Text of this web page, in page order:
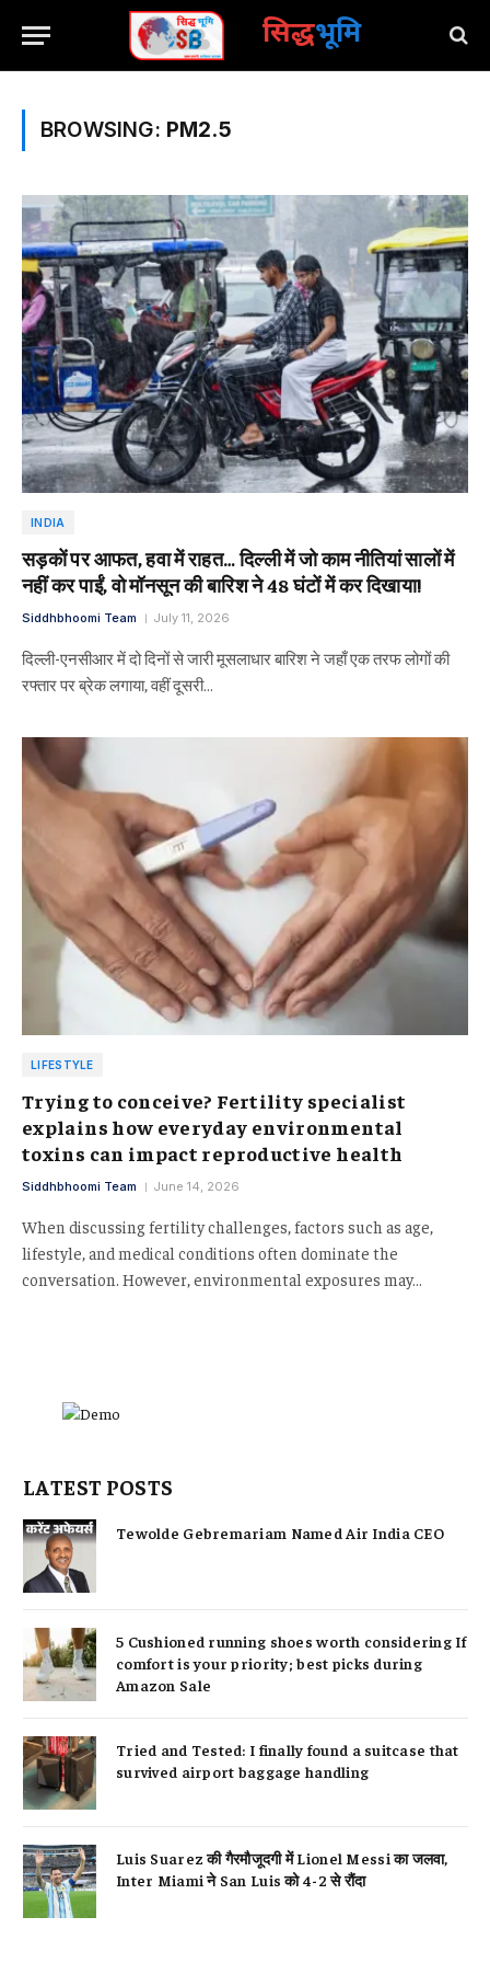
सिद्धभूमि
BROWSING: PM2.5
INDIA
सड़कों पर आफत, हवा में राहत… दिल्ली में जो काम नीतियां सालों में
नहीं कर पाईं, वो मॉनसून की बारिश ने 48 घंटों में कर दिखाया!
Siddhbhoomi Team July 11, 2026
दिल्ली-एनसीआर में दो दिनों से जारी मूसलाधार बारिश ने जहाँ एक तरफ लोगों की
रफ्तार पर ब्रेक लगाया, वहीं दूसरी…
LIFESTYLE
Trying to conceive? Fertility specialist
explains how everyday environmental
toxins can impact reproductive health
Siddhbhoomi Team June 14, 2026
When discussing fertility challenges, factors such as age,
lifestyle, and medical conditions often dominate the
conversation. However, environmental exposures may…
LATEST POSTS
Tewolde Gebremariam Named Air India CEO
5 Cushioned running shoes worth considering If
comfort is your priority; best picks during
Amazon Sale
Tried and Tested: I finally found a suitcase that
survived airport baggage handling
Luis Suarez की गैरमौजूदगी में Lionel Messi का जलवा,
Inter Miami ने San Luis को 4-2 से रौंदा